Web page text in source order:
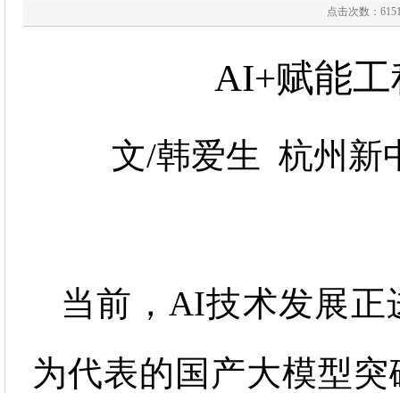
点击次数：
AI+赋能
文/韩爱生 杭州新
当前， AI技术发展正
为代表的国产大模型